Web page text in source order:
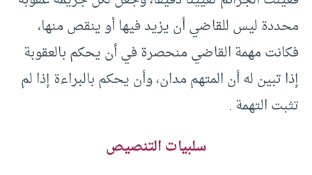
محددة ليس للقاضي أن يزيد فيها أو ينقص منها،
فكانت مهمة القاضي منحصرة في أن يحكم بالعقوبة
إذا تبين له أن المتهم مدان، وأن يحكم بالبراءة إذا لم
تثبت التهمة .
سلبيات التنصيص